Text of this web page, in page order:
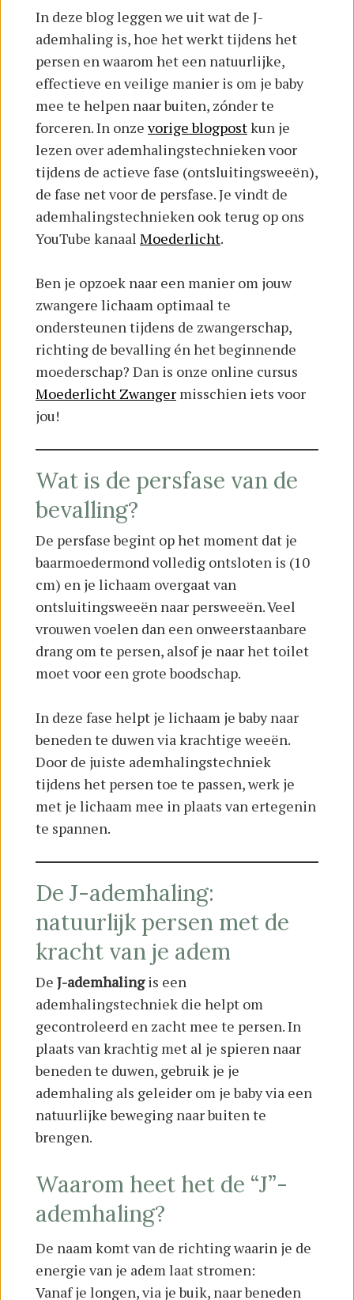
In deze blog leggen we uit wat de J-
ademhaling is, hoe het werkt tijdens het
persen en waarom het een natuurlijke,
effectieve en veilige manier is om je baby
mee te helpen naar buiten, zónder te
forceren. In onze vorige blogpostkun je
lezen over ademhalingstechnieken voor
tijdens de actieve fase (ontsluitingsweeën),
de fase net voor de persfase. Je vindt de
ademhalingstechnieken ook terug op ons
YouTube kanaal Moederlicht.
Ben je opzoek naar een manier om jouw
zwangere lichaam optimaal te
ondersteunen tijdens de zwangerschap,
richting de bevalling én het beginnende
moederschap? Dan is onze online cursus
Moederlicht Zwanger misschien iets voor
jou!
Wat is de persfase van de
bevalling?
De persfase begint op het moment dat je
baarmoedermond volledig ontsloten is (10
cm) en je lichaam overgaat van
ontsluitingsweeën naar persweeën. Veel
vrouwen voelen dan een onweerstaanbare
drang om te persen, alsof je naar het toilet
moet voor een grote boodschap.
In deze fase helpt je lichaam je baby naar
beneden te duwen via krachtige weeën.
Door de juiste ademhalingstechniek
tijdens het persen toe te passen, werk je
met je lichaam mee in plaats van ertegenin
te spannen.
De J-ademhaling:
natuurlijk persen met de
kracht van je adem
De J-ademhalingis een
ademhalingstechniek die helpt om
gecontroleerd en zacht mee te persen. In
plaats van krachtig met al je spieren naar
beneden te duwen, gebruik je je
ademhaling als geleider om je baby via een
natuurlijke beweging naar buiten te
brengen.
Waarom heet het de “J”-
ademhaling?
De naam komt van de richting waarin je de
energie van je adem laat stromen:
Vanaf je longen, via je buik, naar beneden